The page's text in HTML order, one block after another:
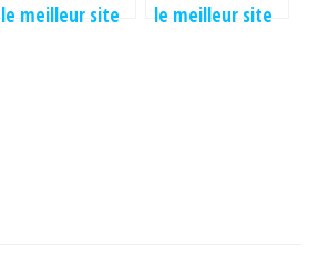
le meilleur site
le meilleur site